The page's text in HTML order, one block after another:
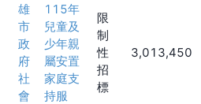
雄
市
政
府
社
會
115年
兒童及
少年親
屬安置
家庭支
持服
限
制
性
招
標
3,013,450